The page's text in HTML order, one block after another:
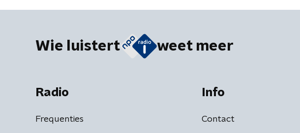
Wie luistert weet meer
Radio
Frequenties
Info
Contact